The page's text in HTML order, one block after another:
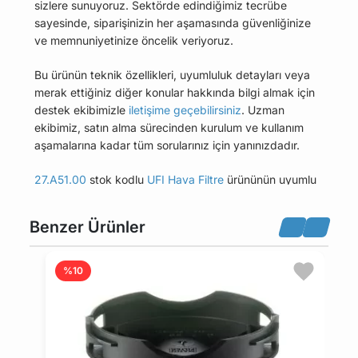
sizlere sunuyoruz. Sektörde edindiğimiz tecrübe
sayesinde, siparişinizin her aşamasında güvenliğinize
ve memnuniyetinize öncelik veriyoruz.
Bu ürünün teknik özellikleri, uyumluluk detayları veya
merak ettiğiniz diğer konular hakkında bilgi almak için
destek ekibimizle iletişime geçebilirsiniz. Uzman
ekibimiz, satın alma sürecinden kurulum ve kullanım
aşamalarına kadar tüm sorularınız için yanınızdadır.
27.A51.00 stok kodlu UFI Hava Filtre ürününün uyumlu
bulabilirsiniz.
Bu üründen en fazla 5 adet sipariş verilebilir. 5
adedin üzerindeki siparişleri iptal etme hakkı
maviparca.com tarafından saklı tutulmaktadır.
Belirlenen bu limit kurumsal siparişlerde geçerli
değildir. Kurumsal siparişler için farklı limitler ve
özel teklifler sunulabilmektedir.
Benzer Ürünler
%10